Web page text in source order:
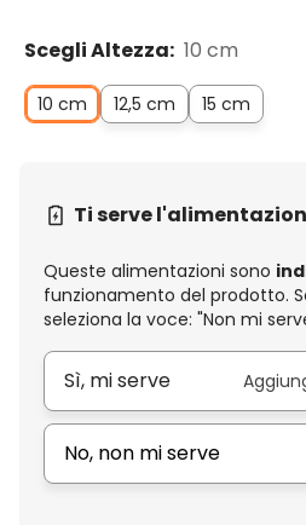
Scegli Altezza: 10 cm
10 cm 12,5 cm 15 cm
Ti serve
Queste alimentazioni sono
funzionamento del prodotto.
seleziona la voce: "Non mi
Sì, mi serve
No, non mi serve